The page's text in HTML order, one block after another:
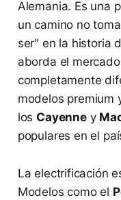
Alemania. Es una
un camino no
ser" en la historia
aborda el
completamente
modelos premium
los Cayenney
populares en el
La electrificación
Modelos como el